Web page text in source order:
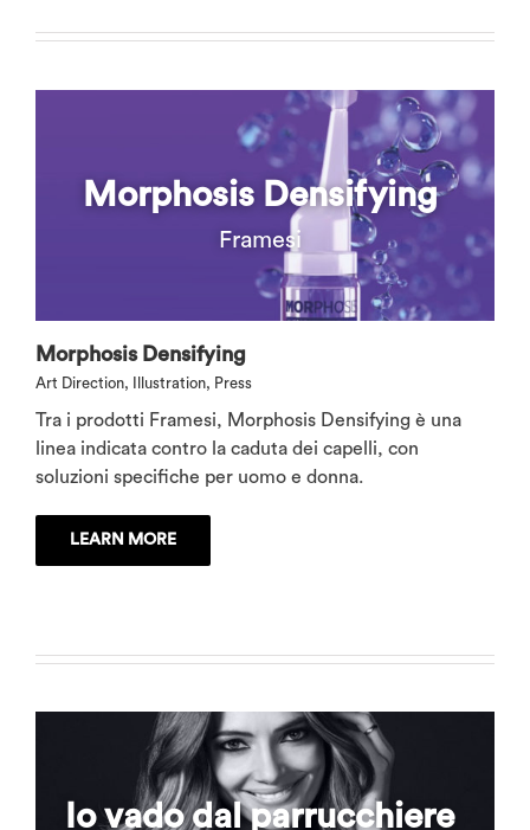
Morphosis Densifying
Framesi
Morphosis Densifying
Art Direction, Illustration, Press
Tra i prodotti Framesi, Morphosis Densifying è una
linea indicata contro la caduta dei capelli, con
soluzioni specifiche per uomo e donna.
LEARN MORE
Io vado dal parrucchiere